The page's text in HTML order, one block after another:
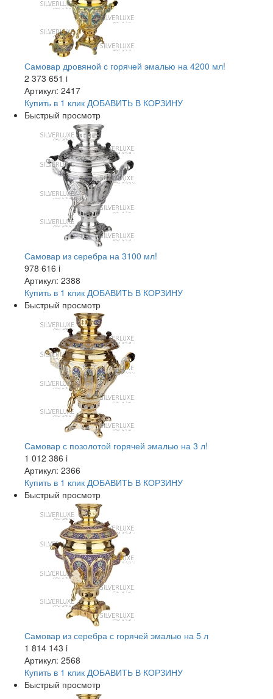
Самовар дровяной с горячей эмалью на 4200 мл!
2 373 651 i
Артикул: 2417
Купить в 1 клик ДОБАВИТЬ В КОРЗИНУ
Быстрый просмотр
Самовар из серебра на 3100 мл!
978 616 i
Артикул: 2388
Купить в 1 клик ДОБАВИТЬ В КОРЗИНУ
Быстрый просмотр
Самовар с позолотой горячей эмалью на 3 л!
1 012 386 i
Артикул: 2366
Купить в 1 клик ДОБАВИТЬ В КОРЗИНУ
Быстрый просмотр
Самовар из серебра с горячей эмалью на 5 л
1 814 143 i
Артикул: 2568
Купить в 1 клик ДОБАВИТЬ В КОРЗИНУ
Быстрый просмотр